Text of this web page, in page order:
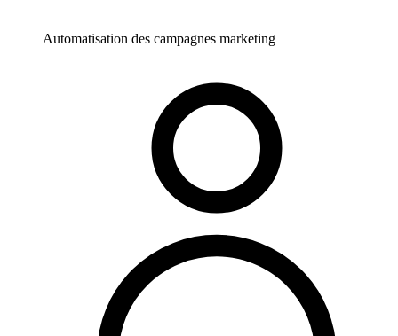
Automatisation des campagnes marketing